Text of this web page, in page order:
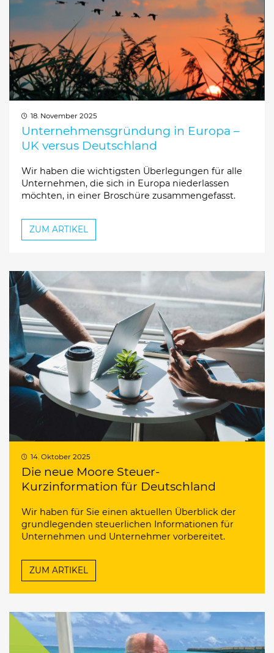
18. November 2025
Unternehmensgründung in Europa –
UK versus Deutschland
Wir haben die wichtigsten Überlegungen für alle
Unternehmen, die sich in Europa niederlassen
möchten, in einer Broschüre zusammengefasst.
ZUM ARTIKEL
14. Oktober 2025
Die neue Moore Steuer-
Kurzinformation für Deutschland
Wir haben für Sie einen aktuellen Überblick der
grundlegenden steuerlichen Informationen für
Unternehmen und Unternehmer vorbereitet.
ZUM ARTIKEL